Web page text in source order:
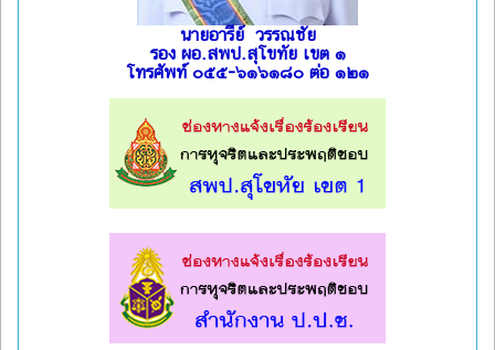
นายอารีย์ วรรณชัย
รอง ผอ.สพป.สุโขทัย เขต ๑
โทรศัพท์ ๐๕๕-๖๑๖๑๘๐ ต่อ ๑๒๑